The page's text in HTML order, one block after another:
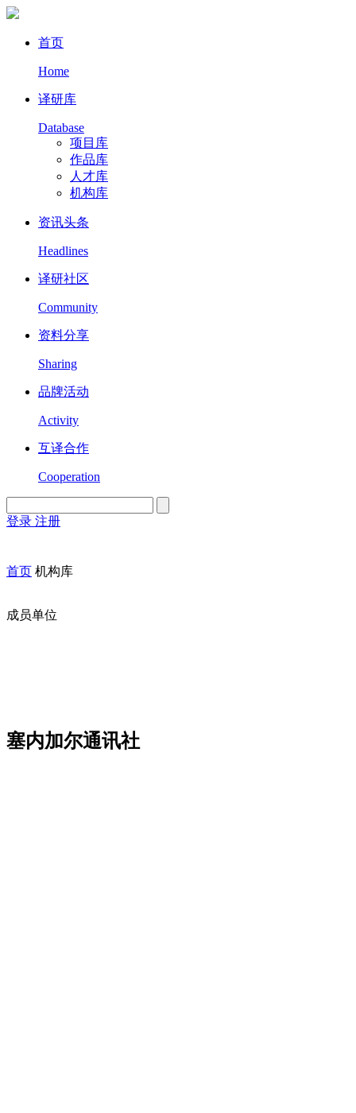
首页
Home
译研库
Database
项目库
作品库
人才库
机构库
资讯头条
Headlines
译研社区
Community
资料分享
Sharing
品牌活动
Activity
互译合作
Cooperation
登录 注册
首页 机构库
成员单位
塞内加尔通讯社